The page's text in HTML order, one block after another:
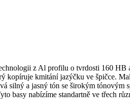
z Al profilu o tvrdosti 160 HB
kopíruje kmitání jazýčku ve špičce.
silný a jasný tón se širokým tónovým
basy nabízíme standartně ve třech